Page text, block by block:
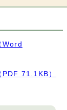
Word
71.1KB）